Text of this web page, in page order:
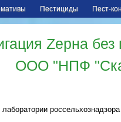
Пестициды Пест-
Zерна
ООО "НПФ
россельхознадзора